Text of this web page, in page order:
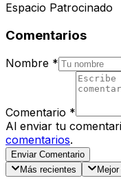
Espacio Patrocinado
Comentarios
Nombre *
Comentario *
Al enviar tu
comentarios.
Enviar Comentario
Más recientes